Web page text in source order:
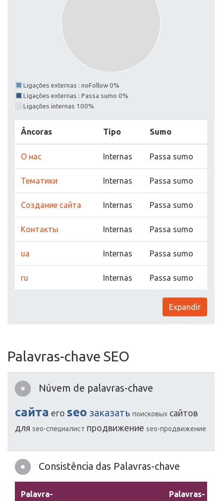
Ligações externas : noFollow 0%
Ligações externas : Passa sumo 0%
Ligações internas 100%
Âncoras Tipo Sumo
О нас Internas Passa sumo
Тематики Internas Passa sumo
Создание сайта Internas Passa sumo
Контакты Internas Passa sumo
ua Internas Passa sumo
ru Internas Passa sumo
Expandir
Palavras-chave SEO
Núvem de palavras-chave
сайта его seo заказать поисковых сайтов
для seo-специалист продвижение seo-продвижение
Consistência das Palavras-chave
Palavra-
Palavras-